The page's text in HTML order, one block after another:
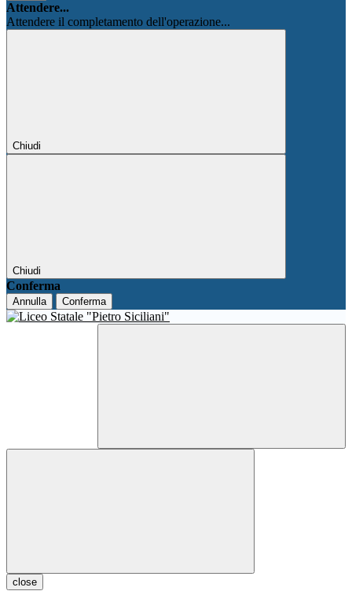
Attendere...
Attendere il completamento dell'operazione...
Chiudi
Chiudi
Conferma
Annulla Conferma
close